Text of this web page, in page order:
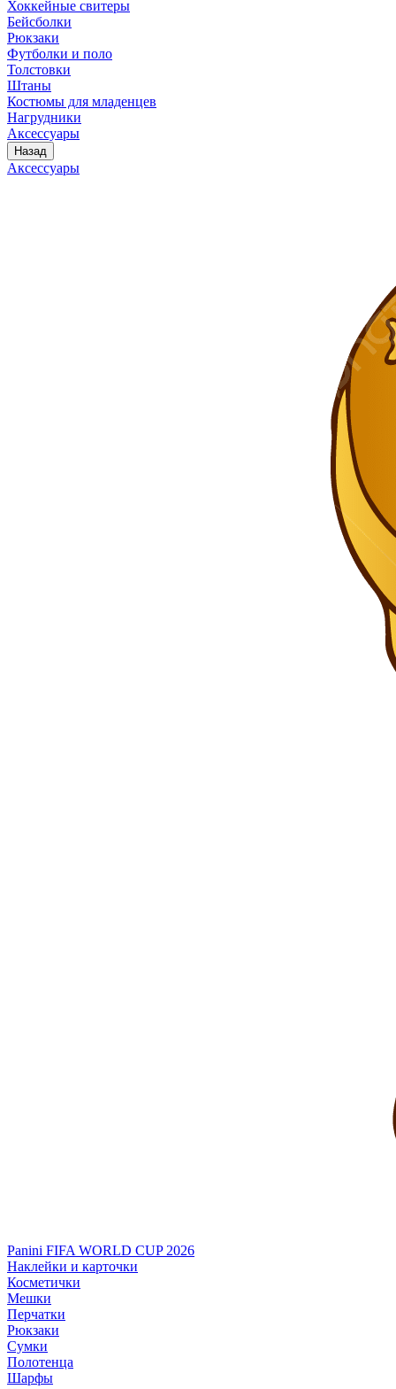
Хоккейные свитеры
Бейсболки
Рюкзаки
Футболки и поло
Толстовки
Штаны
Костюмы для младенцев
Нагрудники
Аксессуары
Назад
Аксессуары
Panini FIFA WORLD CUP 2026
Наклейки и карточки
Косметички
Мешки
Перчатки
Рюкзаки
Сумки
Полотенца
Шарфы